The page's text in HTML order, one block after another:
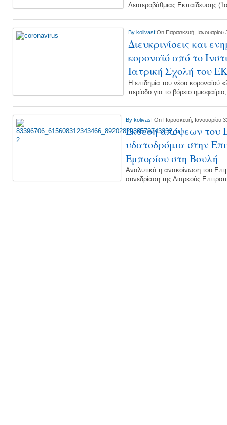
Δευτεροβάθμιας Εκπαίδευσης
By kolivasf On Παρασκευή, Ιανουαρίου
Διευκρινίσεις και
κοροναϊό από το
Ιατρική Σχολή του
Η επιδημία του νέου κοροναϊού
περίοδο για το βόρειο
By kolivasf On Παρασκευή, Ιανουαρίου
Έκθεση απόψεων του
υδατοδρόμια στην
Εμπορίου στη Βουλή
Αναλυτικά η ανακοίνωση του
συνεδρίαση της Διαρκούς